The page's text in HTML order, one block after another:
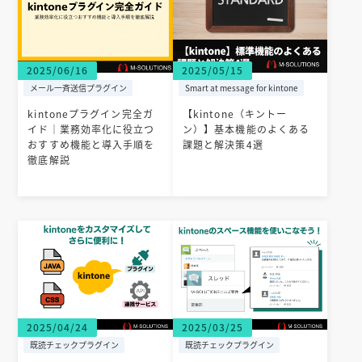
2025/06/16
メール一斉送信プラグイン
kintoneプラグイン完全ガ
イド｜業務効率化に役立つ
おすすめ機能と導入手順を
徹底解説
2025/05/15
Smart at message for kintone
【kintone（キントー
ン）】基本機能のよくある
課題と解決策4選
2025/04/24
既読チェックプラグイン
2025/03/25
既読チェックプラグイン